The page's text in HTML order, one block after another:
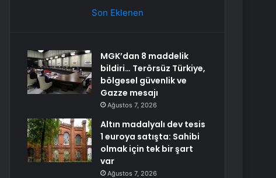
Son Eklenen
MGK’dan 8 maddelik
bildiri… Terörsüz Türkiye,
bölgesel güvenlik ve
Gazze mesajı
Ağustos 7, 2026
Altın madalyalı dev tesis
1 euroya satışta: Sahibi
olmak için tek bir şart
var
Ağustos 7, 2026